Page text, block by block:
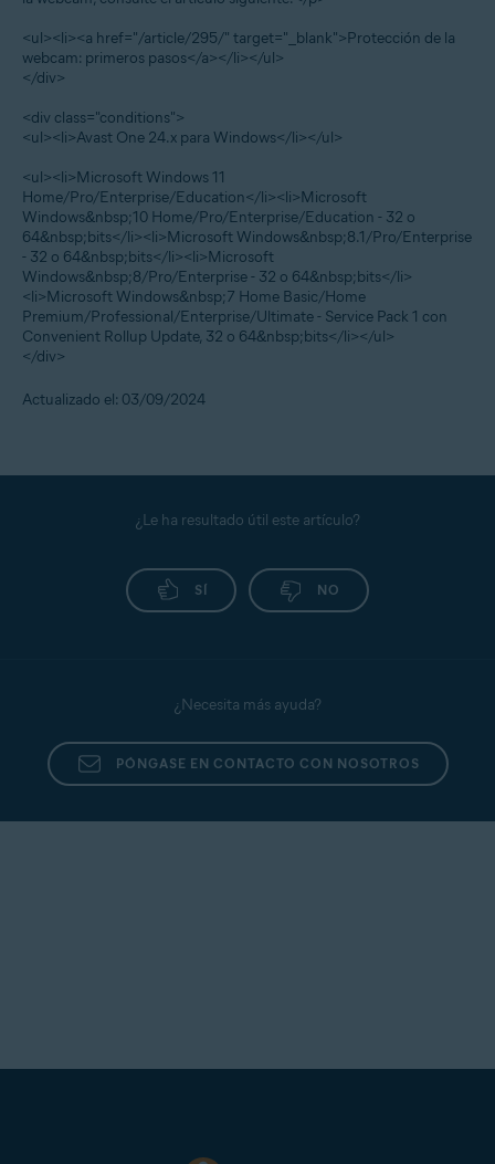
<ul><li><a href="/article/295/" target="_blank">Protección de la
webcam: primeros pasos</a></li></ul>
</div>
<div class="conditions">
<ul><li>Avast One 24.x para Windows</li></ul>
<ul><li>Microsoft Windows 11
Home/Pro/Enterprise/Education</li><li>Microsoft
Windows&nbsp;10 Home/Pro/Enterprise/Education - 32 o
64&nbsp;bits</li><li>Microsoft Windows&nbsp;8.1/Pro/Enterprise
- 32 o 64&nbsp;bits</li><li>Microsoft
Windows&nbsp;8/Pro/Enterprise - 32 o 64&nbsp;bits</li>
<li>Microsoft Windows&nbsp;7 Home Basic/Home
Premium/Professional/Enterprise/Ultimate - Service Pack 1 con
Convenient Rollup Update, 32 o 64&nbsp;bits</li></ul>
</div>
Actualizado el: 03/09/2024
¿Le ha resultado útil este artículo?
SÍ NO
¿Necesita más ayuda?
PÓNGASE EN CONTACTO CON NOSOTROS